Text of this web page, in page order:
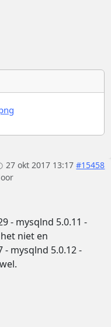
27 okt 2017 13:17 #15458
- mysqlnd 5.0.11 -
niet en
- mysqlnd 5.0.12 -